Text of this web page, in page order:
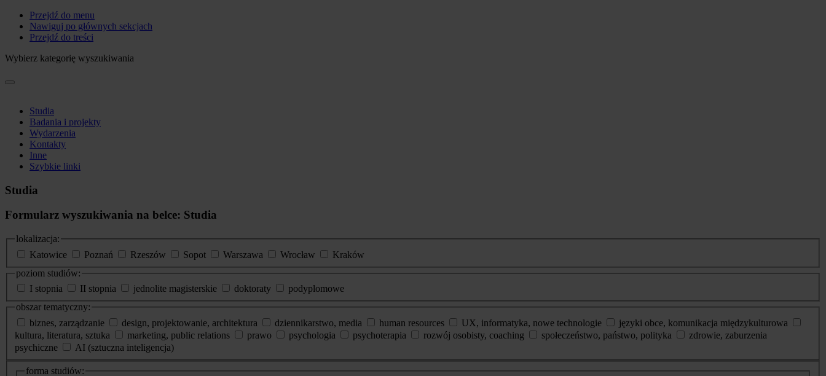
Przejdź do menu
Nawiguj po głównych sekcjach
Przejdź do treści
Wybierz kategorię wyszukiwania
Studia
Badania i projekty
Wydarzenia
Kontakty
Inne
Szybkie linki
Studia
Formularz wyszukiwania na belce: Studia
lokalizacja:
Katowice
Poznań Rzeszów Sopot Warszawa Wrocław
Kraków
poziom studiów:
I stopnia
II stopnia jednolite magisterskie doktoraty
podyplomowe
obszar tematyczny:
biznes, zarządzanie
design, projektowanie, architektura dziennikarstwo, media human resources UX, informatyka, nowe technologie
języki obce, komunikacja międzykulturowa
kultura, literatura, sztuka
marketing, public relations prawo psychologia psychoterapia rozwój osobisty, coaching społeczeństwo, państwo, polityka
zdrowie, zaburzenia
psychiczne
AI (sztuczna inteligencja)
dodatkowe
forma studiów: